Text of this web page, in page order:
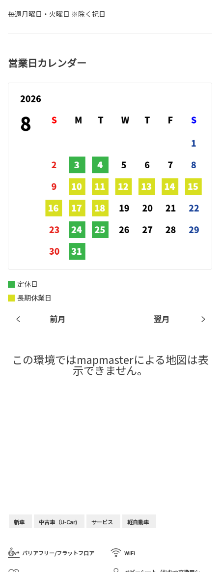
毎週月曜日・火曜日 ※除く祝日
営業日カレンダー
前月 翌月
定休日
長期休業日
新車 中古車（U-Car) サービス 軽自動車
バリアフリー/フラットフロア WiFi
この環境ではmapmasterによる地図は表
示できません。